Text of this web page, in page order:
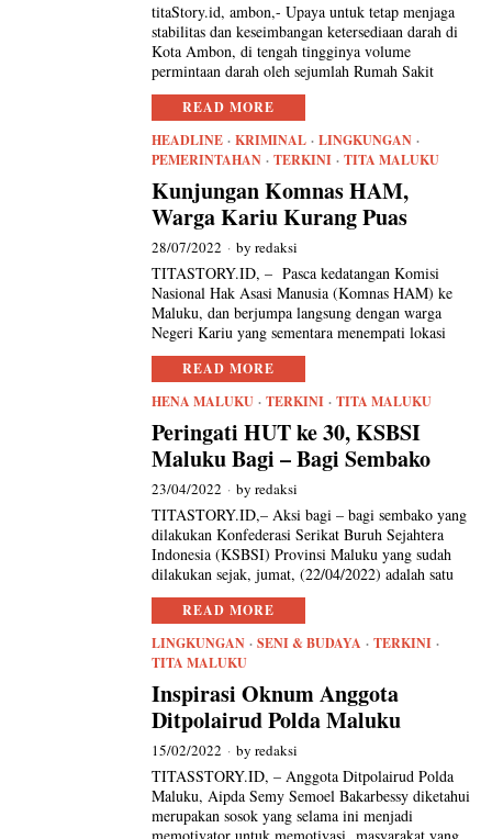
titaStory.id, ambon,- Upaya untuk tetap menjaga
stabilitas dan keseimbangan ketersediaan darah di
Kota Ambon, di tengah tingginya volume
permintaan darah oleh sejumlah Rumah Sakit
READ MORE
HEADLINE · KRIMINAL · LINGKUNGAN ·
PEMERINTAHAN · TERKINI · TITA MALUKU
Kunjungan Komnas HAM,
Warga Kariu Kurang Puas
28/07/2022 byredaksi
TITASTORY.ID, – Pasca kedatangan Komisi
Nasional Hak Asasi Manusia (Komnas HAM) ke
Maluku, dan berjumpa langsung dengan warga
Negeri Kariu yang sementara menempati lokasi
READ MORE
HENA MALUKU · TERKINI · TITA MALUKU
Peringati HUT ke 30, KSBSI
Maluku Bagi – Bagi Sembako
23/04/2022 byredaksi
TITASTORY.ID,– Aksi bagi – bagi sembako yang
dilakukan Konfederasi Serikat Buruh Sejahtera
Indonesia (KSBSI) Provinsi Maluku yang sudah
dilakukan sejak, jumat, (22/04/2022) adalah satu
READ MORE
LINGKUNGAN · SENI & BUDAYA · TERKINI ·
TITA MALUKU
Inspirasi Oknum Anggota
Ditpolairud Polda Maluku
15/02/2022 byredaksi
TITASSTORY.ID, – Anggota Ditpolairud Polda
Maluku, Aipda Semy Semoel Bakarbessy diketahui
merupakan sosok yang selama ini menjadi